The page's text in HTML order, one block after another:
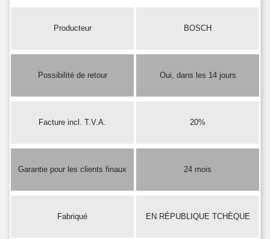
Producteur BOSCH
Possibilité de retour Oui, dans les 14 jours
Facture incl. T.V.A. 20%
Garantie pour les clients finaux 24 mois
Fabriqué EN RÉPUBLIQUE TCHÈQUE